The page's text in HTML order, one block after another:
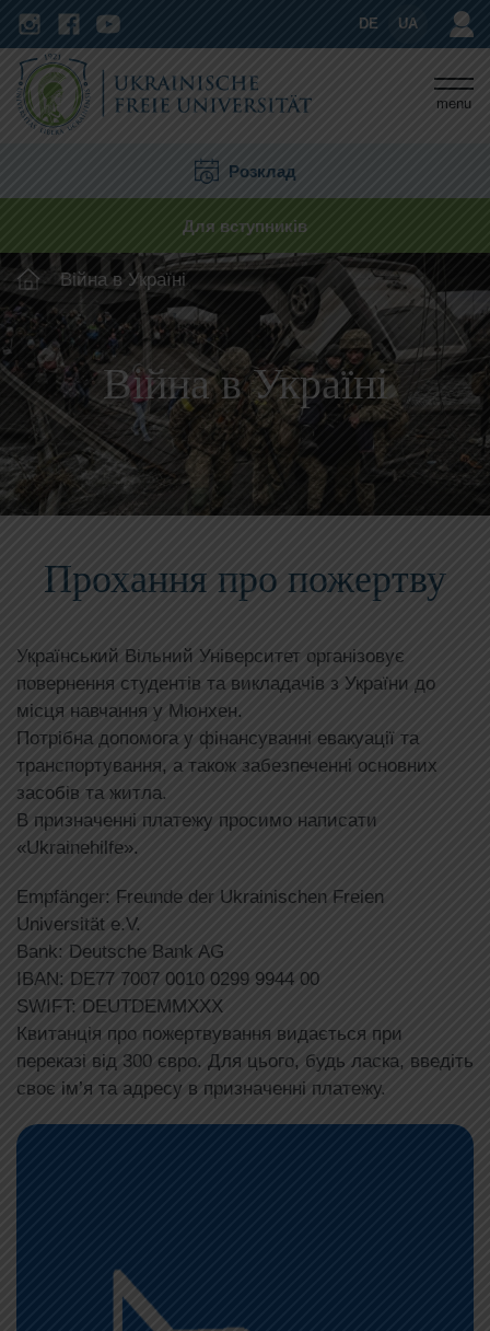
DE UA
menu
Розклад
Для вступників
Війна в Україні
Війна в Україні
Прохання про пожертву
Український Вільний Університет організовує
повернення студентів та викладачів з України до
місця навчання у Мюнхен.
Потрібна допомога у фінансуванні евакуації та
транспортування, а також забезпеченні основних
засобів та житла.
В призначенні платежу просимо написати
«Ukrainehilfe».
Empfänger: Freunde der Ukrainischen Freien
Universität e.V.
Bank: Deutsche Bank AG
IBAN: DE77 7007 0010 0299 9944 00
SWIFT: DEUTDEMMXXX
Квитанція про пожертвування видається при
переказі від 300 євро. Для цього, будь ласка, введіть
своє ім’я та адресу в призначенні платежу.